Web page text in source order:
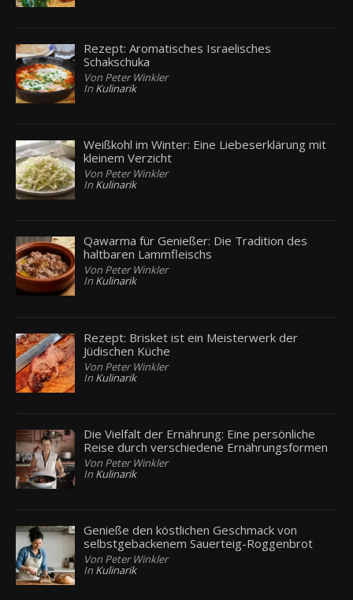
Rezept: Aromatisches Israelisches
Schakschuka
Von Peter Winkler
In Kulinarik
Weißkohl im Winter: Eine Liebeserklärung mit
kleinem Verzicht
Von Peter Winkler
In Kulinarik
Qawarma für Genießer: Die Tradition des
haltbaren Lammfleischs
Von Peter Winkler
In Kulinarik
Rezept: Brisket ist ein Meisterwerk der
Jüdischen Küche
Von Peter Winkler
In Kulinarik
Die Vielfalt der Ernährung: Eine persönliche
Reise durch verschiedene Ernährungsformen
Von Peter Winkler
In Kulinarik
Genieße den köstlichen Geschmack von
selbstgebackenem Sauerteig-Roggenbrot
Von Peter Winkler
In Kulinarik